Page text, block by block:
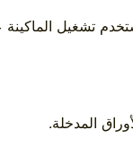
تشغيل
المدخلة.